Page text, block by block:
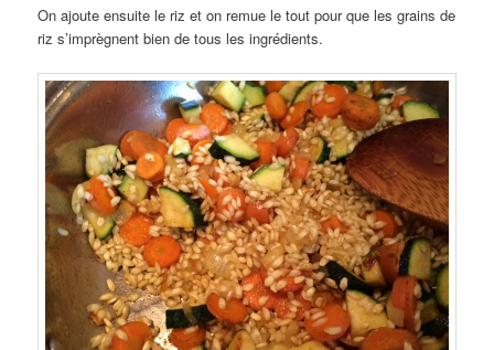
On ajoute ensuite le riz et on remue le tout pour que les grains de
riz s’imprègnent bien de tous les ingrédients.